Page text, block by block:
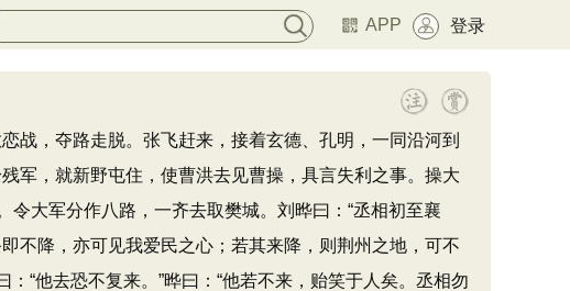
APP 登录
，夺路走脱。张飞赶来，接着玄德、孔明，一同沿河到
军，就新野屯住，使曹洪去见曹操，具言失利之事。操大
大军分作八路，一齐去取樊城。刘晔曰：“丞相初至襄
不降，亦可见我爱民之心；若其来降，则荆州之地，可不
“他去恐不复来。”晔曰：“他若不来，贻笑于人矣。丞相勿